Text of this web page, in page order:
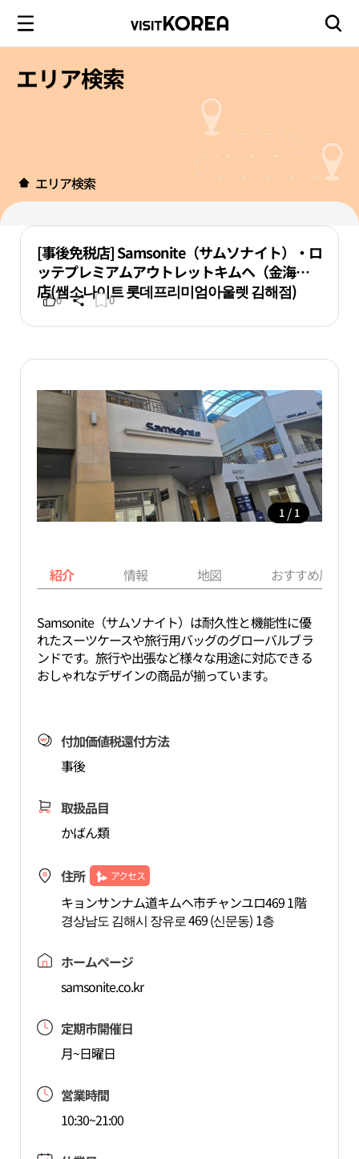
エリア検索
エリア検索
[事後免税店] Samsonite（サムソナイト）・ロ
ッテプレミアムアウトレットキムヘ（金海）
店(쌤소나이트 롯데프리미엄아울렛 김해점)
0 0
1 / 1
紹介 情報 地図 おすすめ周辺
Samsonite（サムソナイト）は耐久性と機能性に優
れたスーツケースや旅行用バッグのグローバルブラ
ンドです。旅行や出張など様々な用途に対応できる
おしゃれなデザインの商品が揃っています。
付加価値税還付方法
事後
取扱品目
かばん類
住所 アクセス
キョンサンナム道キムヘ市チャンユロ469 1階
경상남도 김해시 장유로 469 (신문동) 1층
ホームページ
samsonite.co.kr
定期市開催日
月~日曜日
営業時間
10:30~21:00